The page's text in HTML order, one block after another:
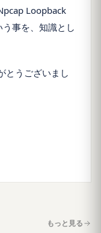
Loopback
事を、知識とし
とうございまし
もっと見る